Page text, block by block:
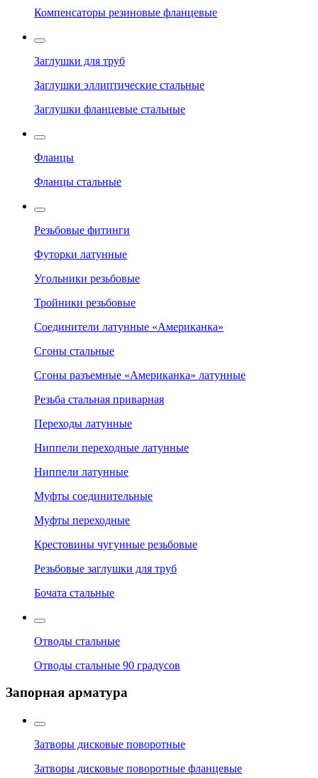
Компенсаторы резиновые фланцевые
Заглушки для труб
Заглушки эллиптические стальные
Заглушки фланцевые стальные
Фланцы
Фланцы стальные
Резьбовые фитинги
Футорки латунные
Угольники резьбовые
Тройники резьбовые
Соединители латунные «Американка»
Сгоны стальные
Сгоны разъемные «Американка» латунные
Резьба стальная приварная
Переходы латунные
Ниппели переходные латунные
Ниппели латунные
Муфты соединительные
Муфты переходные
Крестовины чугунные резьбовые
Резьбовые заглушки для труб
Бочата стальные
Отводы стальные
Отводы стальные 90 градусов
Запорная арматура
Затворы дисковые поворотные
Затворы дисковые поворотные фланцевые